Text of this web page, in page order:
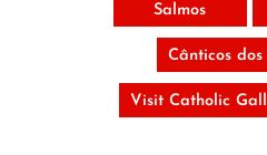
Salmos
Cânticos dos
Visit Catholic